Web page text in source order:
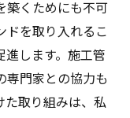
築くためにも不可
ドを取り入れるこ
進します。施工管
専門家との協力も
た取り組みは、私